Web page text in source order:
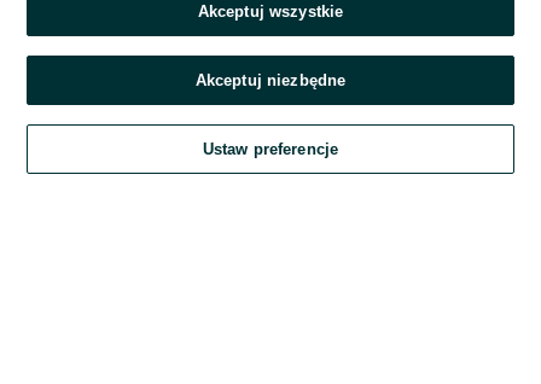
Zaloguj się
Kontynuując za pośrednictwem jednego z dostawców wskazanych powyżej,
OLX.pl w jego aktualnym brzmieniu.
Akceptuj wszystkie
Akceptuj niezbędne
Ustaw preferencje